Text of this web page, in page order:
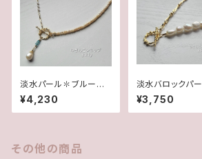
淡水パール✽ブルージ
ルコン✽コンビチェーン
ネックレス★
¥4,230
淡水バロックパ
コンビチェーン
ス★
¥3,750
その他の商品